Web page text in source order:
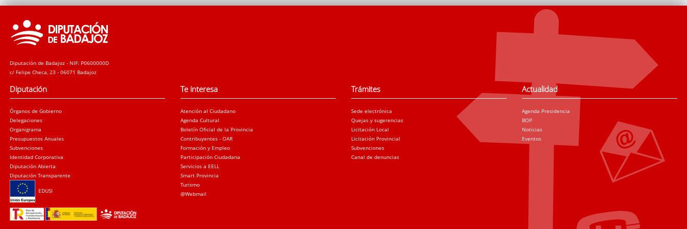
Diputación de Badajoz - NIF: P0600000D
c/ Felipe Checa, 23 - 06071 Badajoz
Diputación
Órganos de Gobierno
Delegaciones
Organigrama
Presupuestos Anuales
Subvenciones
Identidad Corporativa
Diputación Abierta
Diputación Transparente
EDUSI
Te interesa
Atención al Ciudadano
Agenda Cultural
Boletín Oficial de la Provincia
Contribuyentes - OAR
Formación y Empleo
Participación Ciudadana
Servicios a EELL
Smart Provincia
Turismo
@Webmail
Trámites
Sede electrónica
Quejas y sugerencias
Licitación Local
Licitación Provincial
Subvenciones
Canal de denuncias
Actualidad
Agenda Presidencia
BOP
Noticias
Eventos